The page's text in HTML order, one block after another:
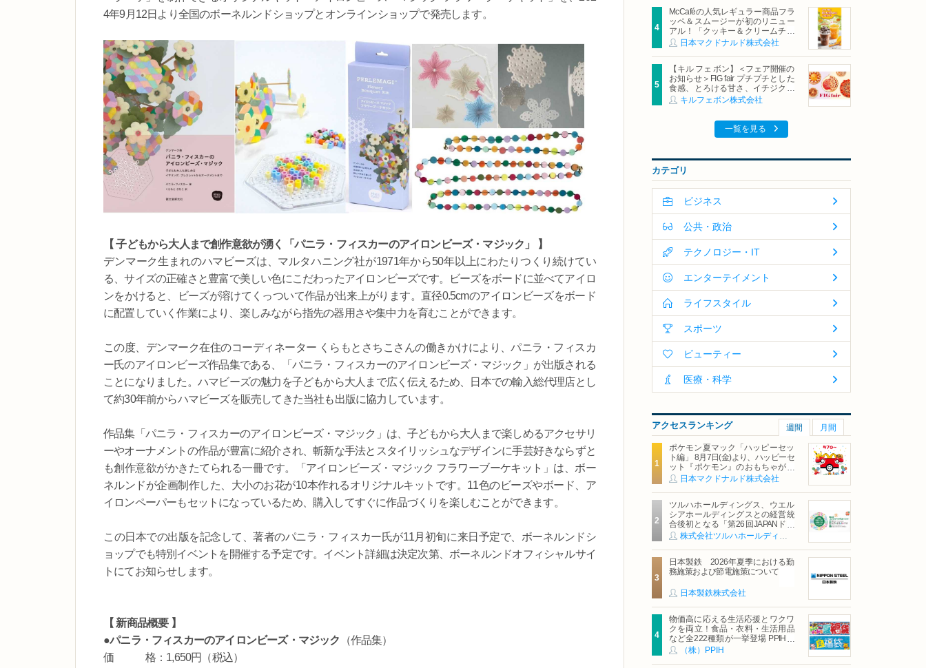
4年9月12日より全国のボーネルンドショップとオンラインショップで発売します。
【 子どもから大人まで創作意欲が湧く「パニラ・フィスカーのアイロンビーズ・マジック」 】
デンマーク生まれのハマビーズは、マルタハニング社が1971年から50年以上にわたりつくり続けてい
る、サイズの正確さと豊富で美しい色にこだわったアイロンビーズです。ビーズをボードに並べてアイロ
ンをかけると、ビーズが溶けてくっついて作品が出来上がります。直径0.5cmのアイロンビーズをボード
に配置していく作業により、楽しみながら指先の器用さや集中力を育むことができます。
この度、デンマーク在住のコーディネーター くらもとさちこさんの働きかけにより、パニラ・フィスカ
ー氏のアイロンビーズ作品集である、「パニラ・フィスカーのアイロンビーズ・マジック」が出版される
ことになりました。ハマビーズの魅力を子どもから大人まで広く伝えるため、日本での輸入総代理店とし
て約30年前からハマビーズを販売してきた当社も出版に協力しています。
作品集「パニラ・フィスカーのアイロンビーズ・マジック」は、子どもから大人まで楽しめるアクセサリ
ーやオーナメントの作品が豊富に紹介され、斬新な手法とスタイリッシュなデザインに手芸好きならずと
も創作意欲がかきたてられる一冊です。「アイロンビーズ・マジック フラワーブーケキット」は、ボー
ネルンドが企画制作した、大小のお花が10本作れるオリジナルキットです。11色のビーズやボード、ア
イロンペーパーもセットになっているため、購入してすぐに作品づくりを楽しむことができます。
この日本での出版を記念して、著者のパニラ・フィスカー氏が11月初旬に来日予定で、ボーネルンドシ
ョップでも特別イベントを開催する予定です。イベント詳細は決定次第、ボーネルンドオフィシャルサイ
トにてお知らせします。
【 新商品概要 】
●パニラ・フィスカーのアイロンビーズ・マジック （作品集）
価 格：1,650円（税込）
McCaféの人気レギュラー商品フラ
ッペ＆スムージーが初のリニュー
アル！「クッキー＆クリームチョ
コフラッペ」「マンゴースムージ
ー」8月5日（水）から販売開始
日本マクドナルド株式会社
【キル フェ ボン】＜フェア開催の
お知らせ＞FIG fair プチプチとした
食感、とろける甘さ、イチジクの
魅力をたっぷりと。新作を含め、
イチジク尽くしの全4種が登場8月
キルフェボン株式会社
一覧を見る
カテゴリ
ビジネス
公共・政治
テクノロジー・IT
エンターテイメント
ライフスタイル
スポーツ
ビューティー
医療・科学
アクセスランキング 週間 月間
ポケモン夏マック「ハッピーセッ
ト編」 8月7日(金)より、ハッピーセ
ット『ポケモン』のおもちゃが期
間限定登場
日本マクドナルド株式会社
ツルハホールディングス、ウエル
シアホールディングスとの経営統
合後初となる「第26回JAPANドラ
ッグストアショー」に出展
株式会社ツルハホールディングス
日本製鉄 2026年夏季における勤
務施策および節電施策について
日本製鉄株式会社
物価高に応える生活応援とワクワ
クを両立！食品・衣料・生活用品
など全222種類が一挙登場 PPIHグ
ループ「夏福袋」＆セール 8月6日
（株）PPIH